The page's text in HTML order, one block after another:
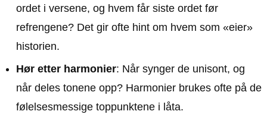
ordet i versene, og hvem får siste ordet før
refrengene? Det gir ofte hint om hvem som «eier»
historien.
Hør etter harmonier: Når synger de unisont, og
når deles tonene opp? Harmonier brukes ofte på de
følelsesmessige toppunktene i låta.